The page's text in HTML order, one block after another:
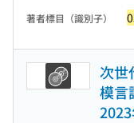
著者標目（識別子）
次世
模言